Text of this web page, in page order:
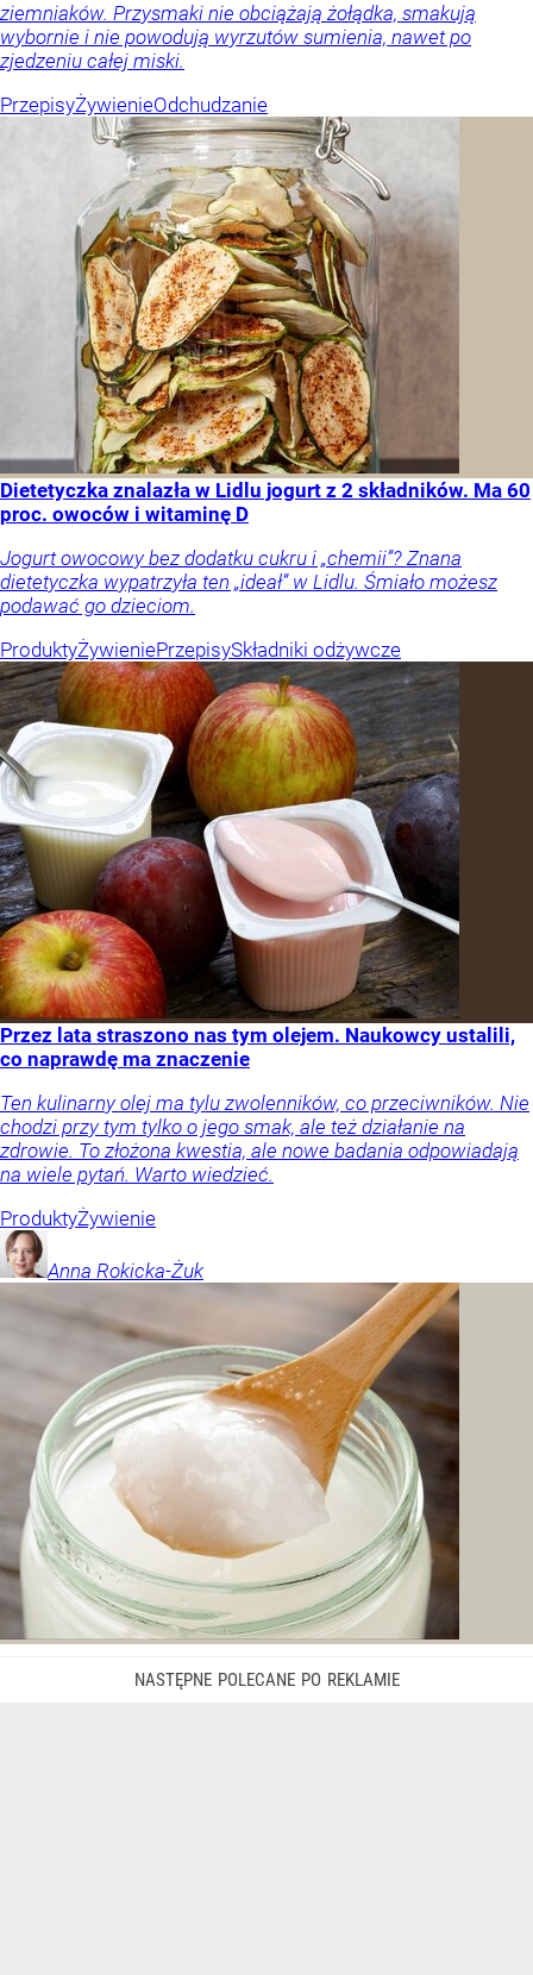
ziemniaków. Przysmaki nie obciążają żołądka, smakują
wybornie i nie powodują wyrzutów sumienia, nawet po
zjedzeniu całej miski.
PrzepisyŻywienieOdchudzanie
Dietetyczka znalazła w Lidlu jogurt z 2 składników. Ma 60
proc. owoców i witaminę D
Jogurt owocowy bez dodatku cukru i „chemii”? Znana
dietetyczka wypatrzyła ten „ideał” w Lidlu. Śmiało możesz
podawać go dzieciom.
ProduktyŻywieniePrzepisySkładniki odżywcze
Przez lata straszono nas tym olejem. Naukowcy ustalili,
co naprawdę ma znaczenie
Ten kulinarny olej ma tylu zwolenników, co przeciwników. Nie
chodzi przy tym tylko o jego smak, ale też działanie na
zdrowie. To złożona kwestia, ale nowe badania odpowiadają
na wiele pytań. Warto wiedzieć.
ProduktyŻywienie
Anna Rokicka-Żuk